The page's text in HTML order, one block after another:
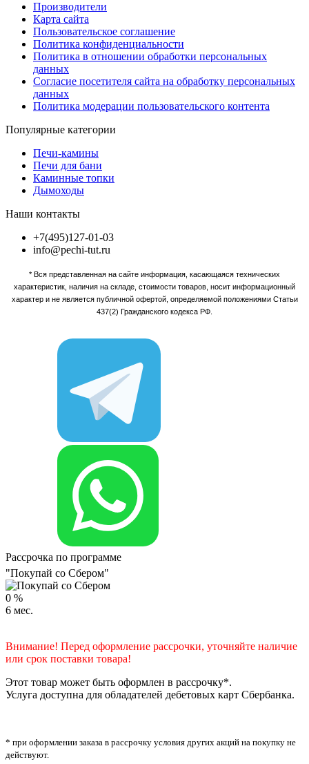
Производители
Карта сайта
Пользовательское соглашение
Политика конфиденциальности
Политика в отношении обработки персональных
данных
Согласие посетителя сайта на обработку персональных
данных
Политика модерации пользовательского контента
Популярные категории
Печи-камины
Печи для бани
Каминные топки
Дымоходы
Наши контакты
+7(495)127-01-03
info@pechi-tut.ru
* Вся представленная на сайте информация, касающаяся технических
характеристик, наличия на складе, стоимости товаров, носит информационный
характер и не является публичной офертой, определяемой положениями Статьи
437(2) Гражданского кодекса РФ.
Рассрочка по программе
"Покупай со Сбером"
0 %
6 мес.
Внимание! Перед оформление рассрочки, уточняйте наличие
или срок поставки товара!
Этот товар может быть оформлен в рассрочку*.
Услуга доступна для обладателей дебетовых карт Сбербанка.
* при оформлении заказа в рассрочку условия других акций на покупку не
действуют.